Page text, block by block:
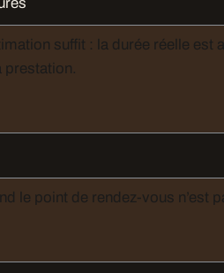
suffit : la durée réelle est
prestation.
le parvis, l’étage du parking ou le terminal quand le point de